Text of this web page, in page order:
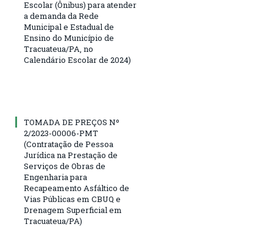
Escolar (Ônibus) para atender
a demanda da Rede
Municipal e Estadual de
Ensino do Município de
Tracuateua/PA, no
Calendário Escolar de 2024)
TOMADA DE PREÇOS Nº
2/2023-00006-PMT
(Contratação de Pessoa
Jurídica na Prestação de
Serviços de Obras de
Engenharia para
Recapeamento Asfáltico de
Vias Públicas em CBUQ e
Drenagem Superficial em
Tracuateua/PA)